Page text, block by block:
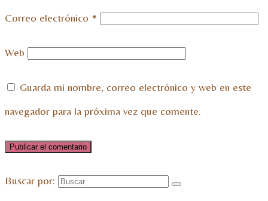
Correo electrónico *
Web
Guarda mi nombre, correo electrónico y web en este
navegador para la próxima vez que comente.
Buscar por: